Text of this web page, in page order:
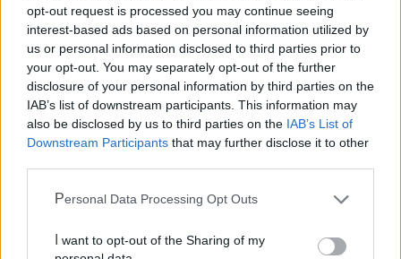
opt-out request is processed you may continue seeing
interest-based ads based on personal information utilized by
us or personal information disclosed to third parties prior to
your opt-out. You may separately opt-out of the further
disclosure of your personal information by third parties on the
IAB’s list of downstream participants. This information may
also be disclosed by us to third parties on the IAB’s List of
Downstream Participants that may further disclose it to other
Personal Data Processing Opt Outs